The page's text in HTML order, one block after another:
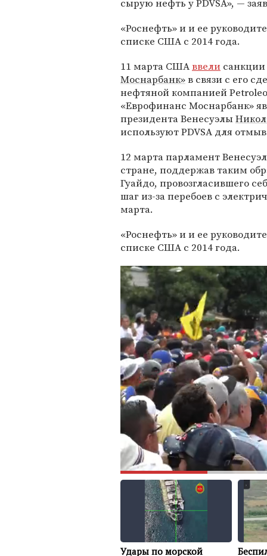
сырую нефть у PDVSA», —
«Роснефть» и и ее
списке США с 2014 года.
11 марта СШАввели
Моснарбанк»в связи с его
нефтяной компанией
«Еврофинанс Моснарбанк»
президента Венесуэлы
используют PDVSA для
12 марта парламент
стране, поддержав таким
Гуайдо, провозгласившего
шаг из-за перебоев с
марта.
«Роснефть» и и ее
списке США с 2014 года.